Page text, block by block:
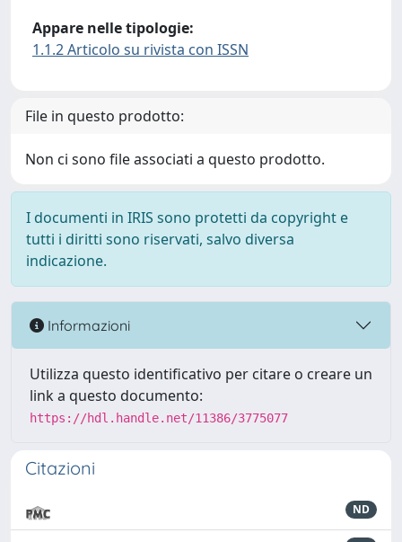
Appare nelle tipologie:
1.1.2 Articolo su rivista con ISSN
File in questo prodotto:
Non ci sono file associati a questo prodotto.
I documenti in IRIS sono protetti da copyright e
tutti i diritti sono riservati, salvo diversa
indicazione.
Informazioni
Utilizza questo identificativo per citare o creare un
link a questo documento:
https://hdl.handle.net/11386/3775077
Citazioni
ND